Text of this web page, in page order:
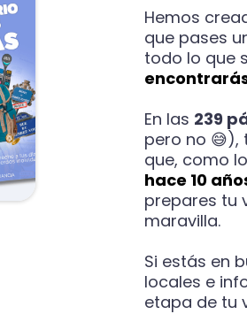
Hemos
que pases
todo lo que
En las 239
pero no
que, como
hace 10
prepares tu
maravilla.
Si estás en
locales e
etapa de tu